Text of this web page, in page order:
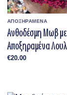
ΑΠΟΞΗΡΑΜΕΝΑ
Ανθοδέσμη Μωβ με
Αποξηραμένα
€20.00